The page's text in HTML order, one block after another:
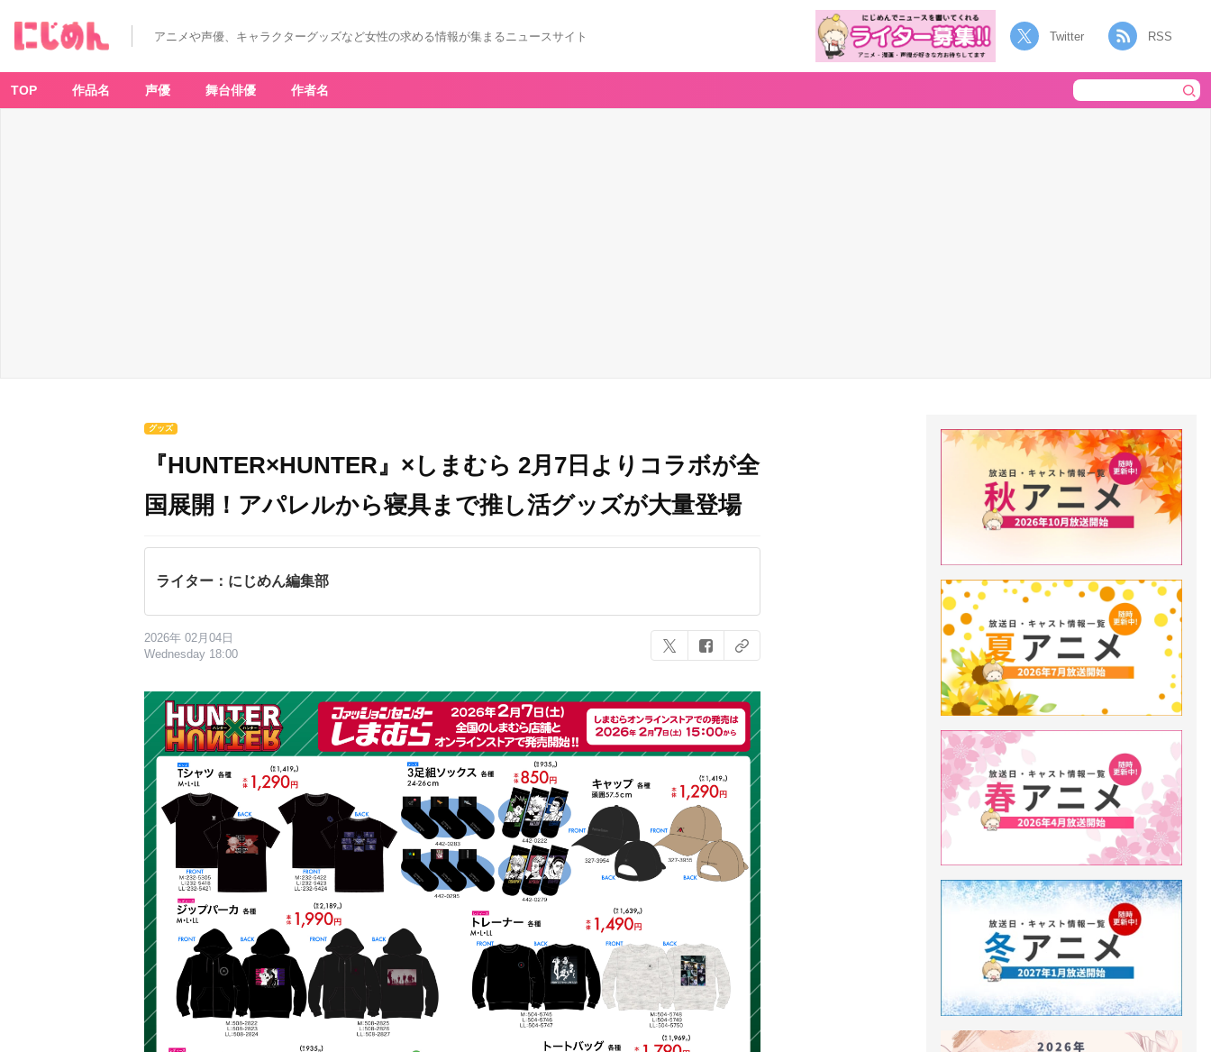
アニメや声優、キャラクターグッズなど女性の求める情報が集まるニュースサイト Twitter RSS
TOP 作品名 声優 舞台俳優 作者名
グッズ
『HUNTER×HUNTER』×しまむら 2月7日よりコラボが全
国展開！アパレルから寝具まで推し活グッズが大量登場
ライター：にじめん編集部
2026年 02月04日
Wednesday 18:00